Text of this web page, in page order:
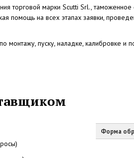
торговой марки Scutti Srl.,
помощь на всех этапах заявки,
монтажу, пуску, наладке, калибровке
Форма